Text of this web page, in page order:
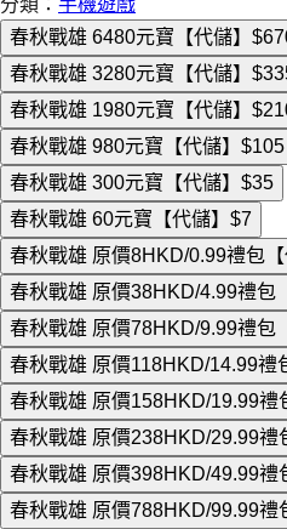
分類： 手機遊戲
春秋戰雄 6480元寶【代儲】
春秋戰雄 3280元寶【代儲】
春秋戰雄 1980元寶【代儲】
春秋戰雄 980元寶【代儲】 $105
春秋戰雄 300元寶【代儲】 $35
春秋戰雄 60元寶【代儲】 $7
春秋戰雄 原價8HKD/0.99禮包【
春秋戰雄 原價38HKD/4.99禮包
春秋戰雄 原價78HKD/9.99禮包
春秋戰雄 原價118HKD/14.99禮
春秋戰雄 原價158HKD/19.99禮
春秋戰雄 原價238HKD/29.99禮
春秋戰雄 原價398HKD/49.99禮
春秋戰雄 原價788HKD/99.99禮